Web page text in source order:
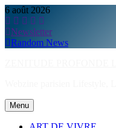
Skip
to
content
6 août 2026
Newsletter
Random News
Menu